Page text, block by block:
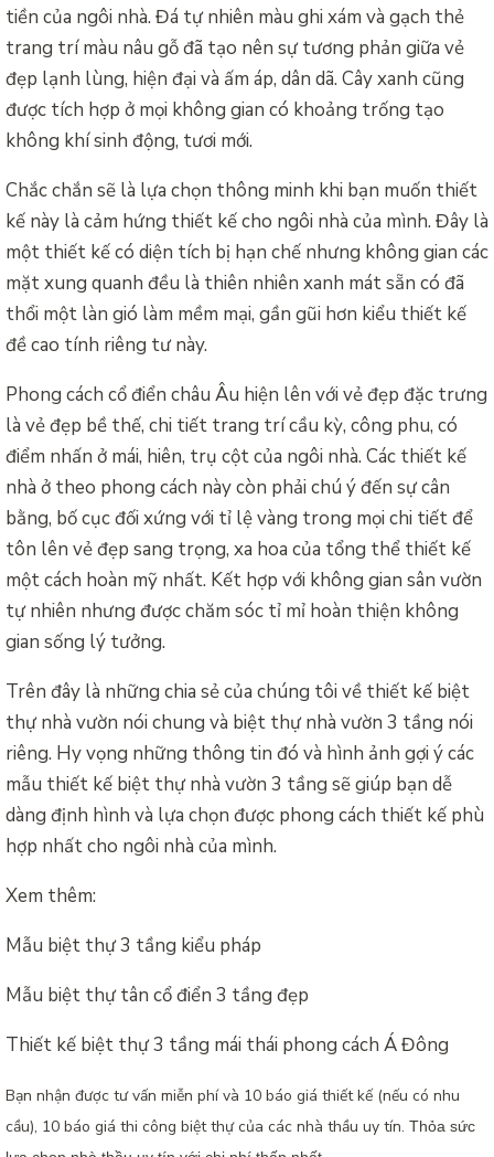
tiền của ngôi nhà. Đá tự nhiên màu ghi xám và gạch thẻ
trang trí màu nâu gỗ đã tạo nên sự tương phản giữa vẻ
đẹp lạnh lùng, hiện đại và ấm áp, dân dã. Cây xanh cũng
được tích hợp ở mọi không gian có khoảng trống tạo
không khí sinh động, tươi mới.
Chắc chắn sẽ là lựa chọn thông minh khi bạn muốn thiết
kế này là cảm hứng thiết kế cho ngôi nhà của mình. Đây là
một thiết kế có diện tích bị hạn chế nhưng không gian các
mặt xung quanh đều là thiên nhiên xanh mát sẵn có đã
thổi một làn gió làm mềm mại, gần gũi hơn kiểu thiết kế
đề cao tính riêng tư này.
Phong cách cổ điển châu Âu hiện lên với vẻ đẹp đặc trưng
là vẻ đẹp bề thế, chi tiết trang trí cầu kỳ, công phu, có
điểm nhấn ở mái, hiên, trụ cột của ngôi nhà. Các thiết kế
nhà ở theo phong cách này còn phải chú ý đến sự cân
bằng, bố cục đối xứng với tỉ lệ vàng trong mọi chi tiết để
tôn lên vẻ đẹp sang trọng, xa hoa của tổng thể thiết kế
một cách hoàn mỹ nhất. Kết hợp với không gian sân vườn
tự nhiên nhưng được chăm sóc tỉ mỉ hoàn thiện không
gian sống lý tưởng.
Trên đây là những chia sẻ của chúng tôi về thiết kế biệt
thự nhà vườn nói chung và biệt thự nhà vườn 3 tầng nói
riêng. Hy vọng những thông tin đó và hình ảnh gợi ý các
mẫu thiết kế biệt thự nhà vườn 3 tầng sẽ giúp bạn dễ
dàng định hình và lựa chọn được phong cách thiết kế phù
hợp nhất cho ngôi nhà của mình.
Xem thêm:
Mẫu biệt thự 3 tầng kiểu pháp
Mẫu biệt thự tân cổ điển 3 tầng đẹp
Thiết kế biệt thự 3 tầng mái thái phong cách Á Đông
Bạn nhận được tư vấn miễn phí và 10 báo giá thiết kế (nếu có nhu
cầu), 10 báo giá thi công biệt thự của các nhà thầu uy tín. Thỏa sức